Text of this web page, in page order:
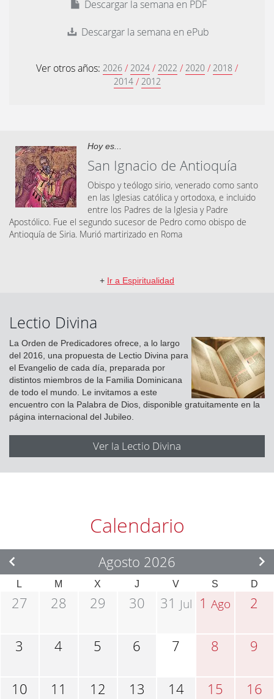
Descargar la semana en PDF
Descargar la semana en ePub
Ver otros años: 2026 / 2024 / 2022 / 2020 / 2018 /
2014 / 2012
Hoy es...
San Ignacio de Antioquía
Obispo y teólogo sirio, venerado como santo
en las Iglesias católica y ortodoxa, e incluido
entre los Padres de la Iglesia y Padre
Apostólico. Fue el segundo sucesor de Pedro como obispo de
Antioquía de Siria. Murió martirizado en Roma
+ Ir a Espiritualidad
Lectio Divina
La Orden de Predicadores ofrece, a lo largo
del 2016, una propuesta de Lectio Divina para
el Evangelio de cada día, preparada por
distintos miembros de la Familia Dominicana
de todo el mundo. Le invitamos a este
encuentro con la Palabra de Dios, disponible gratuitamente en la
página internacional del Jubileo.
Ver la Lectio Divina
Calendario
Agosto 2026
L M X J V S D
27 28 29 30 31 Jul 1Ago 2
3 4 5 6 7 8 9
10 11 12 13 14 15 16